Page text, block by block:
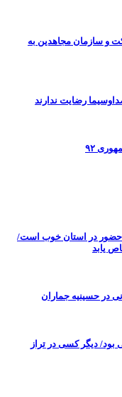
و سازمان مجاهدین به
رضایت ندارند
۹۲
حضور در استان خوب است/
یابد
در حسینیه جماران
دیگر کسی در تراز